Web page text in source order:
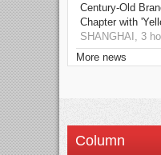
Century-Old
Chapter with
SHANGHAI, 3
More news
Column